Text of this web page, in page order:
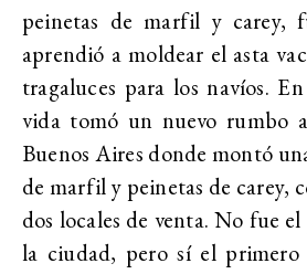
peinetas de marfil y carey,
aprendió a moldear el asta
tragaluces para los navíos.
vida tomó un nuevo rumbo
Buenos Aires donde montó
de marfil y peinetas de carey,
dos locales de venta. No fue
la ciudad, pero sí el